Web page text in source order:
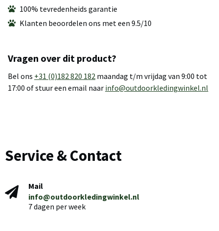
100% tevredenheids garantie
Klanten beoordelen ons met een 9.5/10
Vragen over dit product?
Bel ons +31 (0)182 820 182 maandag t/m vrijdag van 9:00 tot
17:00 of stuur een email naar info@outdoorkledingwinkel.nl
Service & Contact
Mail
info@outdoorkledingwinkel.nl
7 dagen per week